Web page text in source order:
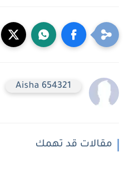
Aisha 654321
مقالات قد تهمك